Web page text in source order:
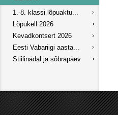
1.-8. klassi lõpuaktu...
Lõpukell 2026
Kevadkontsert 2026
Eesti Vabariigi aasta...
Stiilinädal ja sõbrapäev